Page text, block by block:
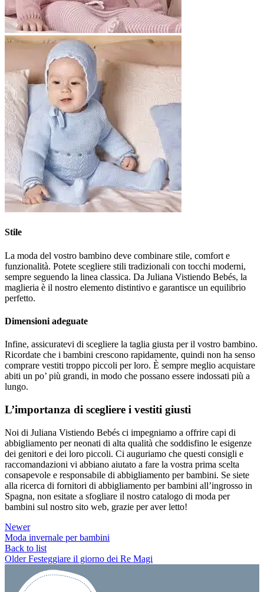
Stile
La moda del vostro bambino deve combinare stile, comfort e
funzionalità. Potete scegliere stili tradizionali con tocchi moderni,
sempre seguendo la linea classica. Da Juliana Vistiendo Bebés, la
maglieria è il nostro elemento distintivo e garantisce un equilibrio
perfetto.
Dimensioni adeguate
Infine, assicuratevi di scegliere la taglia giusta per il vostro bambino.
Ricordate che i bambini crescono rapidamente, quindi non ha senso
comprare vestiti troppo piccoli per loro. È sempre meglio acquistare
abiti un po’ più grandi, in modo che possano essere indossati più a
lungo.
L’importanza di scegliere i vestiti giusti
Noi di Juliana Vistiendo Bebés ci impegniamo a offrire capi di
abbigliamento per neonati di alta qualità che soddisfino le esigenze
dei genitori e dei loro piccoli. Ci auguriamo che questi consigli e
raccomandazioni vi abbiano aiutato a fare la vostra prima scelta
consapevole e responsabile di abbigliamento per bambini. Se siete
alla ricerca di fornitori di abbigliamento per bambini all’ingrosso in
Spagna, non esitate a sfogliare il nostro catalogo di moda per
bambini sul nostro sito web, grazie per aver letto!
Newer
Moda invernale per bambini
Back to list
Older Festeggiare il giorno dei Re Magi